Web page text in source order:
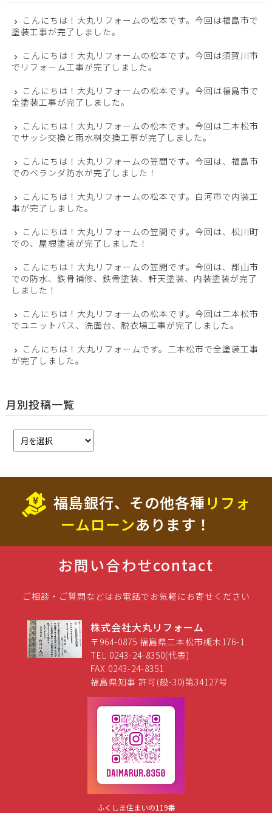
こんにちは！大丸リフォームの松本です。今回は福島市で
塗装工事が完了しました。
こんにちは！大丸リフォームの松本です。今回は須賀川市
でリフォーム工事が完了しました。
こんにちは！大丸リフォームの松本です。今回は福島市で
全塗装工事が完了しました。
こんにちは！大丸リフォームの松本です。今回は二本松市
でサッシ交換と雨水桝交換工事が完了しました。
こんにちは！大丸リフォームの笠間です。今回は、福島市
でのベランダ防水が完了しました！
こんにちは！大丸リフォームの松本です。白河市で内装工
事が完了しました。
こんにちは！大丸リフォームの笠間です。今回は、松川町
での、屋根塗装が完了しました！
こんにちは！大丸リフォームの笠間です。今回は、郡山市
での防水、鉄骨補修、鉄骨塗装、軒天塗装、内装塗装が完了
しました！
こんにちは！大丸リフォームの松本です。今回は二本松市
でユニットバス、洗面台、脱衣場工事が完了しました。
こんにちは！大丸リフォームです。二本松市で全塗装工事
が完了しました。
月別投稿一覧
福島銀行、その他各種 リフォ
ームローンあります！
お問い合わせcontact
ご相談・ご質問などはお電話でお気軽にお寄せください
株式会社大丸リフォーム
〒964-0875 福島県二本松市槻木176-1
TEL 0243-24-8350(代表)
FAX 0243-24-8351
福島県知事 許可(般-30)第34127号
ふくしま住まいの119番